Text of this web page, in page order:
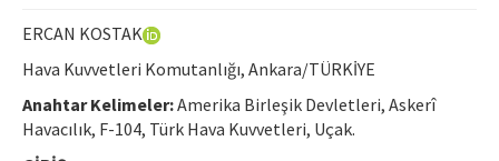
Ethical Principles
Refereeing Guide
ERCAN KOSTAK
Hava Kuvvetleri Komutanlığı, Ankara/TÜRKİYE
Anahtar Kelimeler:Amerika Birleşik Devletleri, Askerî
Havacılık, F-104, Türk Hava Kuvvetleri, Uçak.